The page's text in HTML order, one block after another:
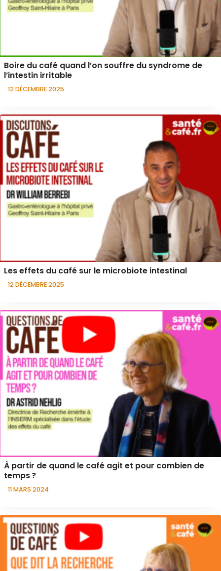
Boire du café quand l’on souffre du syndrome de
l’intestin irritable
12 DÉCEMBRE 2025
Les effets du café sur le microbiote intestinal
12 DÉCEMBRE 2025
À partir de quand le café agit et pour combien de
temps ?
11 MARS 2024